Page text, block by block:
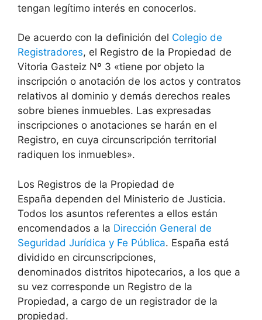
tengan legítimo interés en conocerlos.
De acuerdo con la definición del Colegio de
Registradores, el Registro de la Propiedad de
Vitoria Gasteiz Nº 3 «tiene por objeto la
inscripción o anotación de los actos y contratos
relativos al dominio y demás derechos reales
sobre bienes inmuebles. Las expresadas
inscripciones o anotaciones se harán en el
Registro, en cuya circunscripción territorial
radiquen los inmuebles».
Los Registros de la Propiedad de
España dependen del Ministerio de Justicia.
Todos los asuntos referentes a ellos están
encomendados a la Dirección General de
Seguridad Jurídica y Fe Pública. España está
dividido en circunscripciones,
denominados distritos hipotecarios, a los que a
su vez corresponde un Registro de la
Propiedad, a cargo de un registrador de la
propiedad.